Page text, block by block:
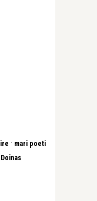
· mari poeti